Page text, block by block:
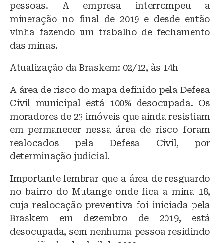
pessoas. A empresa interrompeu a
mineração no final de 2019 e desde então
vinha fazendo um trabalho de fechamento
das minas.
Atualização da Braskem: 02/12, às 14h
A área de risco do mapa definido pela Defesa
Civil municipal está 100% desocupada. Os
moradores de 23 imóveis que ainda resistiam
em permanecer nessa área de risco foram
realocados pela Defesa Civil, por
determinação judicial.
Importante lembrar que a área de resguardo
no bairro do Mutange onde fica a mina 18,
cuja realocação preventiva foi iniciada pela
Braskem em dezembro de 2019, está
desocupada, sem nenhuma pessoa residindo